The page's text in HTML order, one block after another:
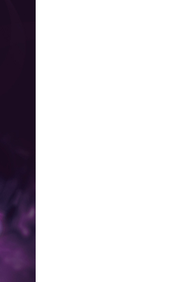
哥付你分期系統評分，恕
下簡稱本公司）所提供，讓
並由商店將買賣／分期付
帳單繳交帳款。
係目的，商店將以您的個人
大進項蒐集、處理及利
確認、核對及更正。
。
跳轉至「AFTEE先享後
的連結，可透過四大超商
若您需要取消訂單，請聯
視為有效，需透過AFTEE
頁面顯示為準，若有關於
，請聯繫「AFTEE先享後
support/home
先享後付」服務完成之
並將交易相關給付款項請